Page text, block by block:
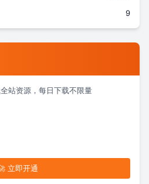
9
站资源，每日下载不限量
立即开通